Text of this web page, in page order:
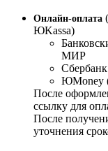
Онлайн-оплата
ЮKassa)
МИР
ЮMoney
После
ссылку для
После
уточнения